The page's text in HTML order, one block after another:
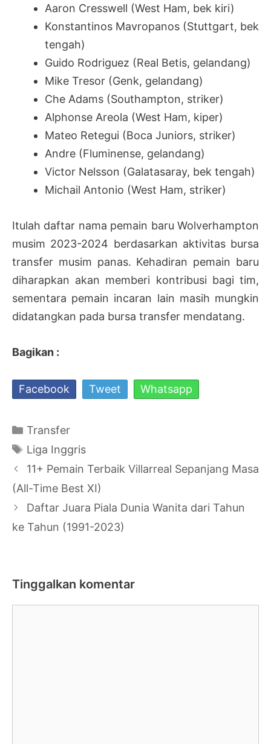
Aaron Cresswell (West Ham, bek kiri)
Konstantinos Mavropanos (Stuttgart, bek
tengah)
Guido Rodriguez (Real Betis, gelandang)
Mike Tresor (Genk, gelandang)
Che Adams (Southampton, striker)
Alphonse Areola (West Ham, kiper)
Mateo Retegui (Boca Juniors, striker)
Andre (Fluminense, gelandang)
Victor Nelsson (Galatasaray, bek tengah)
Michail Antonio (West Ham, striker)
Itulah daftar nama pemain baru Wolverhampton
musim 2023-2024 berdasarkan aktivitas bursa
transfer musim panas. Kehadiran pemain baru
diharapkan akan memberi kontribusi bagi tim,
sementara pemain incaran lain masih mungkin
didatangkan pada bursa transfer mendatang.
Bagikan :
Facebook Tweet Whatsapp
Kategori
Transfer
Tag
Liga Inggris
Navigasi
Tulisan
11+ Pemain Terbaik Villarreal Sepanjang Masa
(All-Time Best XI)
Daftar Juara Piala Dunia Wanita dari Tahun
ke Tahun (1991-2023)
Tinggalkan komentar